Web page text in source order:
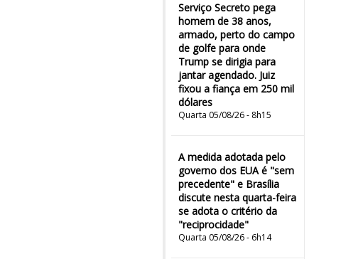
Serviço Secreto pega
homem de 38 anos,
armado, perto do campo
de golfe para onde
Trump se dirigia para
jantar agendado. Juiz
fixou a fiança em 250 mil
dólares
Quarta 05/08/26 - 8h15
A medida adotada pelo
governo dos EUA é "sem
precedente" e Brasília
discute nesta quarta-feira
se adota o critério da
"reciprocidade"
Quarta 05/08/26 - 6h14